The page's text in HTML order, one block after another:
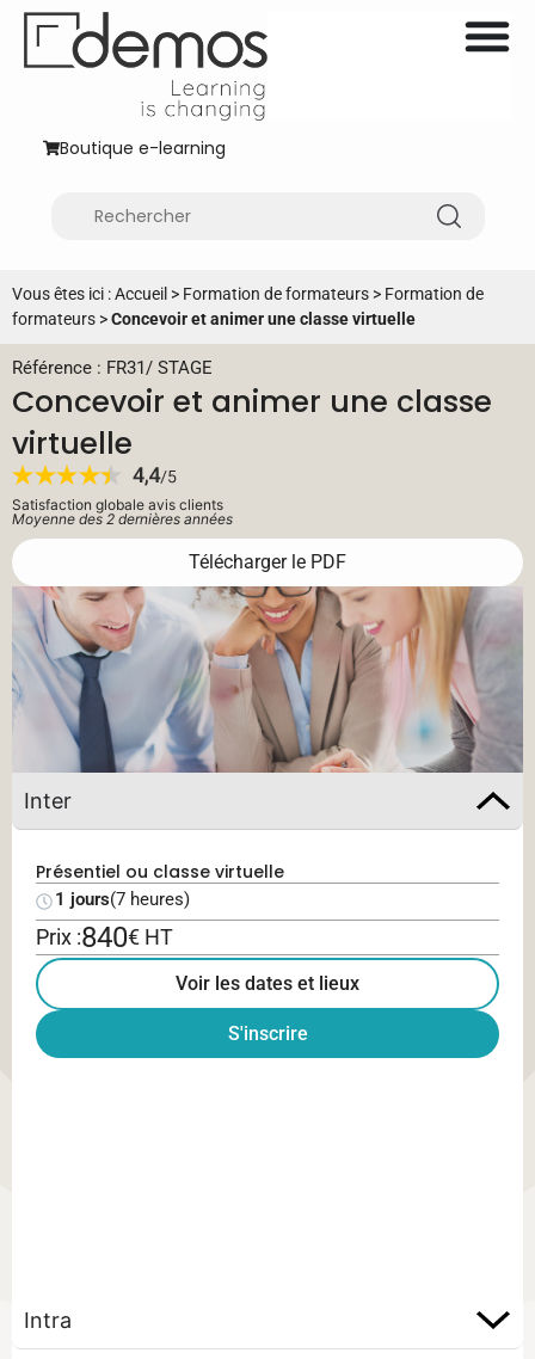
Boutique e-learning
Vous êtes ici :Accueil > Formation de formateurs > Formation de
formateurs >Concevoir et animer une classe virtuelle
Référence : FR31/ STAGE
Concevoir et animer une classe
virtuelle
Satisfaction globale avis clients
Moyenne des 2 dernières années
Télécharger le PDF
Inter
Présentiel ou classe virtuelle
1 jours(7 heures)
Prix :840€ HT
Voir les dates et lieux
S'inscrire
Intra